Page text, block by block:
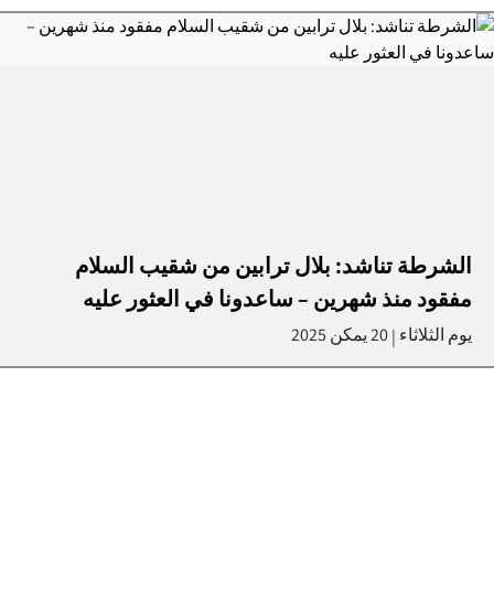
الشرطة تناشد: بلال ترابين من شقيب السلام
مفقود منذ شهرين – ساعدونا في العثور عليه
يوم الثلاثاء |20 يمكن 2025